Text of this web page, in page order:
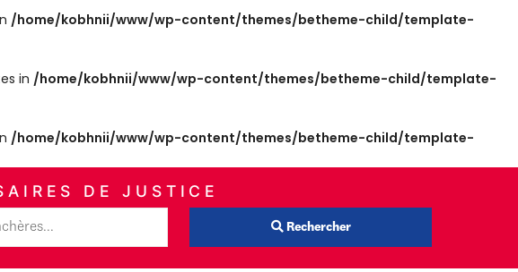
/home/kobhnii/www/wp-content/themes/betheme-child/template-
in /home/kobhnii/www/wp-content/themes/betheme-child/template-
/home/kobhnii/www/wp-content/themes/betheme-child/template-
DE JUSTICE
Rechercher